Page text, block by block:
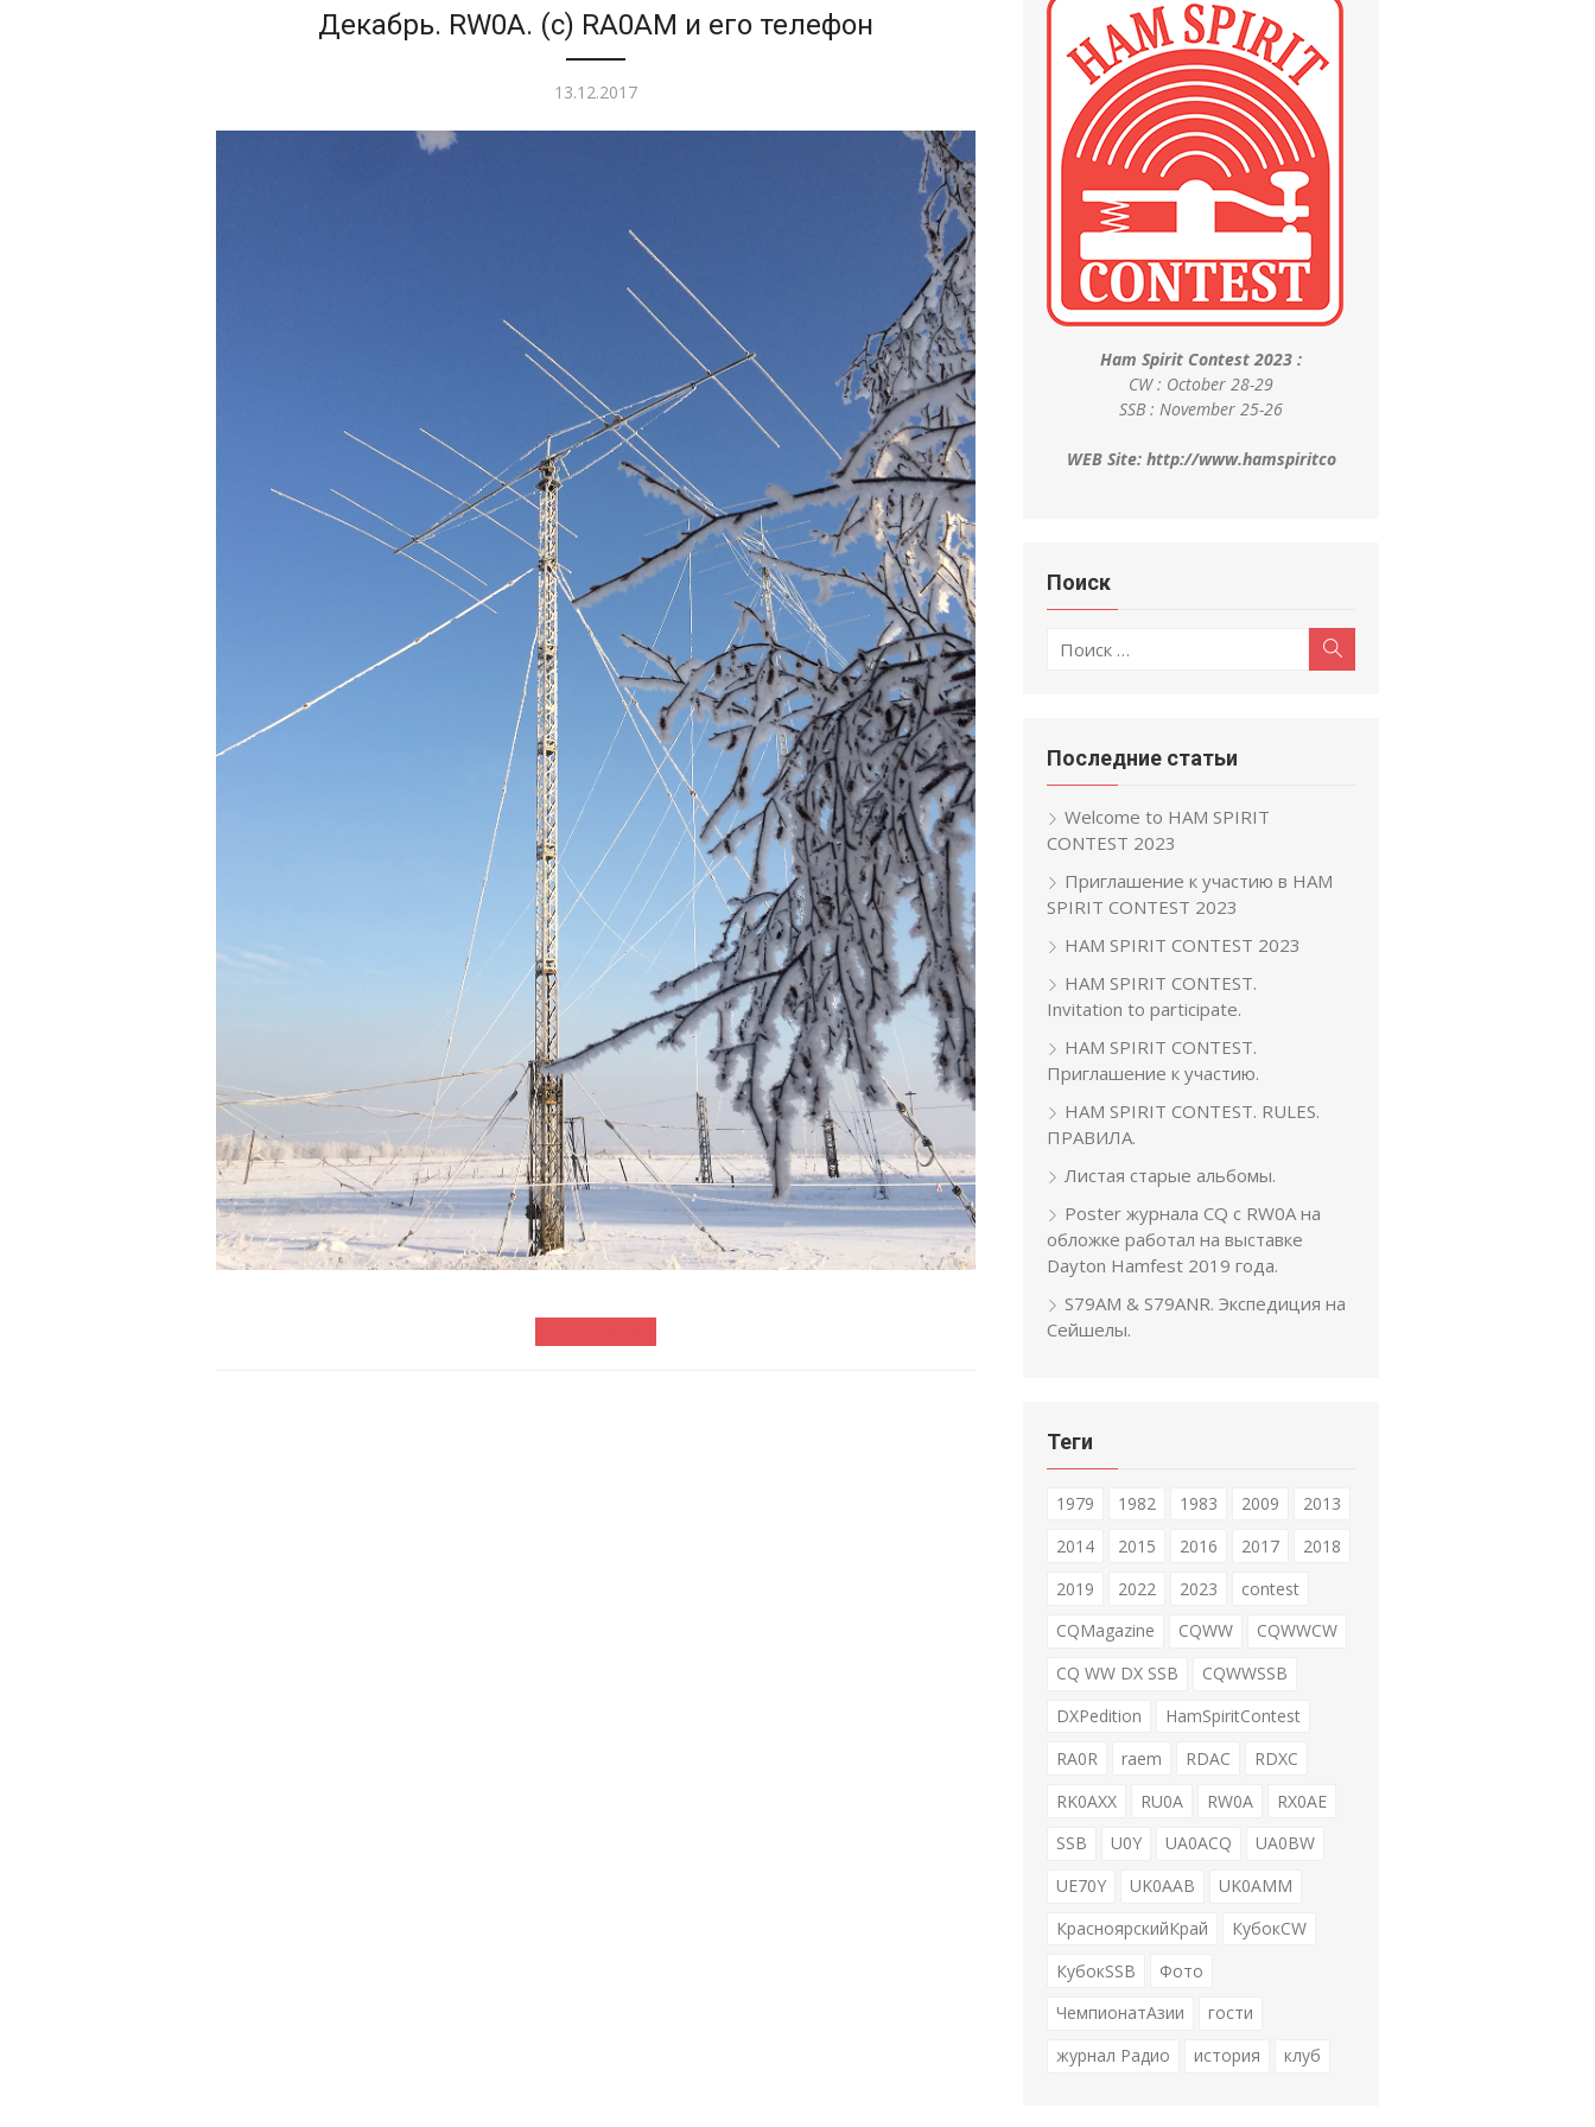
Декабрь. RW0A. (с) RA0AM и его телефон
Опубликовано
13.12.2017
Ham Spirit Contest 2023 :
CW : October 28-29
SSB : November 25-26
WEB Site: http://www.hamspiritco
Поиск
Поиск
Последние статьи
Welcome to HAM SPIRIT
CONTEST 2023
Приглашение к участию в HAM
SPIRIT CONTEST 2023
HAM SPIRIT CONTEST 2023
HAM SPIRIT CONTEST.
Invitation to participate.
HAM SPIRIT CONTEST.
Приглашение к участию.
HAM SPIRIT CONTEST. RULES.
ПРАВИЛА.
Листая старые альбомы.
Poster журнала CQ с RW0A на
обложке работал на выставке
Dayton Hamfest 2019 года.
S79AM & S79ANR. Экспедиция на
Сейшелы.
Теги
1979 1982 1983 2009
2013
2014
2015 2016 2017
2018
2019
2022 2023
contest
CQMagazine
CQWW
CQWWCW
CQ WW DX SSB
CQWWSSB
DXPedition
HamSpiritContest
RA0R
raem RDAC
RDXC
RK0AXX
RU0A RW0A
RX0AE
SSB
U0Y UA0ACQ
UA0BW
UE70Y
UK0AAB
UK0AMM
КрасноярскийКрай
КубокCW
КубокSSB
Фото
ЧемпионатАзии
гости
журнал Радио
история клуб